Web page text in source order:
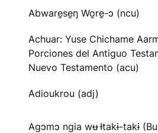
Abware̱se̱ŋ Wo̱re̱-ɔ (ncu)
Achuar: Yuse Chichame
Porciones del Antiguo
Nuevo Testamento (acu)
Adioukrou (adj)
Agɔmɔ ngia wʉ Ɨtakɨ-takɨ